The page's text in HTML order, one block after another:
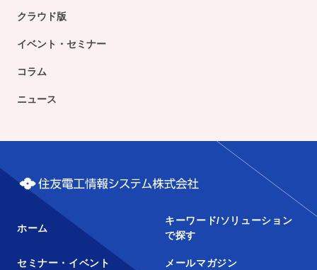
クラウド版
イベント・セミナー
コラム
ニュース
ホーム
キーワード/ソリューション
で探す
セミナー・イベント メールマガジン